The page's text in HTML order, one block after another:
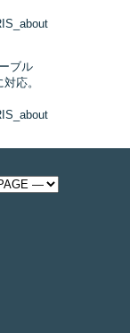
ブル
応。